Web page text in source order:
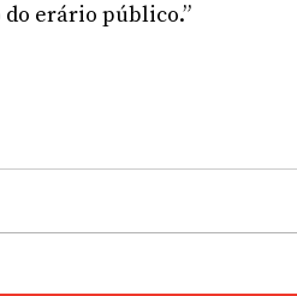
do erário público.”